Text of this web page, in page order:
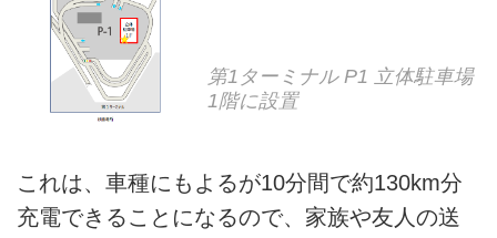
第1ターミナル P1 立体駐車場
1階に設置
これは、車種にもよるが10分間で約130km分
充電できることになるので、家族や友人の送